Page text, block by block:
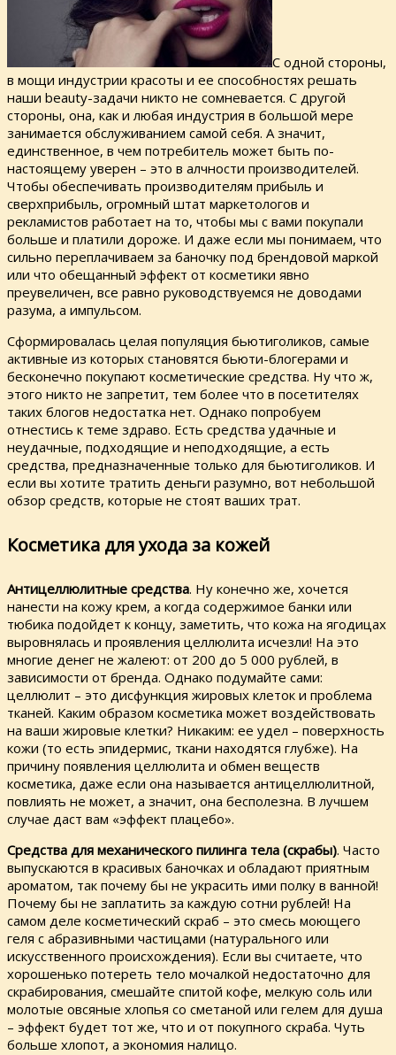
С одной стороны,
в мощи индустрии красоты и ее способностях решать
наши beauty-задачи никто не сомневается. С другой
стороны, она, как и любая индустрия в большой мере
занимается обслуживанием самой себя. А значит,
единственное, в чем потребитель может быть по-
настоящему уверен – это в алчности производителей.
Чтобы обеспечивать производителям прибыль и
сверхприбыль, огромный штат маркетологов и
рекламистов работает на то, чтобы мы с вами покупали
больше и платили дороже. И даже если мы понимаем, что
сильно переплачиваем за баночку под брендовой маркой
или что обещанный эффект от косметики явно
преувеличен, все равно руководствуемся не доводами
разума, а импульсом.
Сформировалась целая популяция бьютиголиков, самые
активные из которых становятся бьюти-блогерами и
бесконечно покупают косметические средства. Ну что ж,
этого никто не запретит, тем более что в посетителях
таких блогов недостатка нет. Однако попробуем
отнестись к теме здраво. Есть средства удачные и
неудачные, подходящие и неподходящие, а есть
средства, предназначенные только для бьютиголиков. И
если вы хотите тратить деньги разумно, вот небольшой
обзор средств, которые не стоят ваших трат.
Косметика для ухода за кожей
Антицеллюлитные средства. Ну конечно же, хочется
нанести на кожу крем, а когда содержимое банки или
тюбика подойдет к концу, заметить, что кожа на ягодицах
выровнялась и проявления целлюлита исчезли! На это
многие денег не жалеют: от 200 до 5 000 рублей, в
зависимости от бренда. Однако подумайте сами:
целлюлит – это дисфункция жировых клеток и проблема
тканей. Каким образом косметика может воздействовать
на ваши жировые клетки? Никаким: ее удел – поверхность
кожи (то есть эпидермис, ткани находятся глубже). На
причину появления целлюлита и обмен веществ
косметика, даже если она называется антицеллюлитной,
повлиять не может, а значит, она бесполезна. В лучшем
случае даст вам «эффект плацебо».
Средства для механического пилинга тела (скрабы). Часто
выпускаются в красивых баночках и обладают приятным
ароматом, так почему бы не украсить ими полку в ванной!
Почему бы не заплатить за каждую сотни рублей! На
самом деле косметический скраб – это смесь моющего
геля с абразивными частицами (натурального или
искусственного происхождения). Если вы считаете, что
хорошенько потереть тело мочалкой недостаточно для
скрабирования, смешайте спитой кофе, мелкую соль или
молотые овсяные хлопья со сметаной или гелем для душа
– эффект будет тот же, что и от покупного скраба. Чуть
больше хлопот, а экономия налицо.